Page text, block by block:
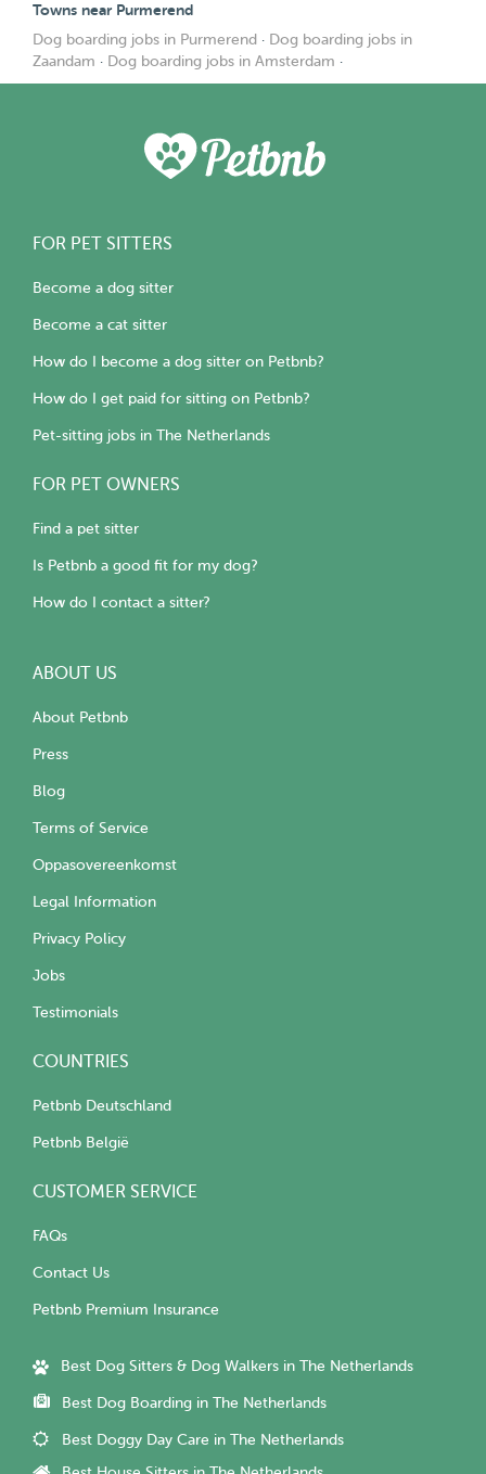
Towns near Purmerend
Dog boarding jobs in Purmerend · Dog boarding jobs in
Zaandam · Dog boarding jobs in Amsterdam ·
FOR PET SITTERS
Become a dog sitter
Become a cat sitter
How do I become a dog sitter on Petbnb?
How do I get paid for sitting on Petbnb?
Pet-sitting jobs in The Netherlands
FOR PET OWNERS
Find a pet sitter
Is Petbnb a good fit for my dog?
How do I contact a sitter?
ABOUT US
About Petbnb
Press
Blog
Terms of Service
Oppasovereenkomst
Legal Information
Privacy Policy
Jobs
Testimonials
COUNTRIES
Petbnb Deutschland
Petbnb België
CUSTOMER SERVICE
FAQs
Contact Us
Petbnb Premium Insurance
Best Dog Sitters & Dog Walkers in The Netherlands
Best Dog Boarding in The Netherlands
Best Doggy Day Care in The Netherlands